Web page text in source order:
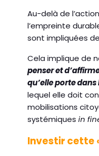
Au-delà de
l’empreinte
sont impliquées
Cela implique de
penser et
qu’elle porte
lequel elle doit
mobilisations
systémiques in
Investir cette